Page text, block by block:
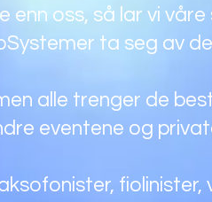
oss, så lar vi
ta seg av
alle trenger de
eventene og
fiolinister,